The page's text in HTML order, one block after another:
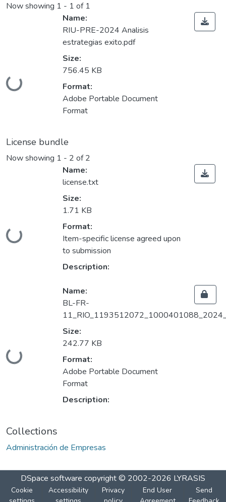
Now showing 1 - 1 of 1
Loading...
Name:
RIU-PRE-2024 Analisis
estrategias exito.pdf
Size:
756.45 KB
Format:
Adobe Portable Document
Format
License bundle
Now showing 1 - 2 of 2
Loading...
Name:
license.txt
Size:
1.71 KB
Format:
Item-specific license agreed upon
to submission
Description:
Loading...
Name:
BL-FR-
Size:
242.77 KB
Format:
Adobe Portable Document
Format
Description:
Collections
Administración de Empresas
DSpace software copyright © 2002-2026 LYRASIS
Cookie
Accessibility
Privacy
End User
Send